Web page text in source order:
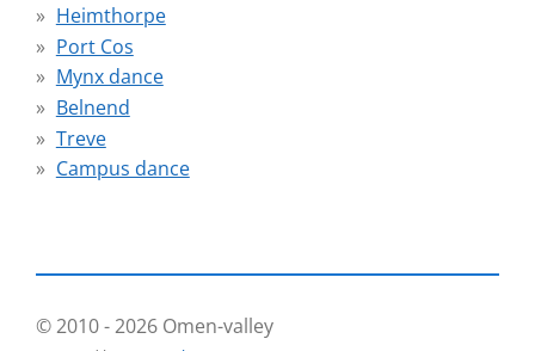
Heimthorpe
Port Cos
Mynx dance
Belnend
Treve
Campus dance
© 2010 - 2026 Omen-valley